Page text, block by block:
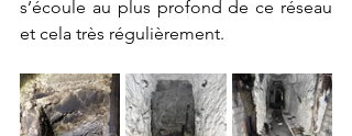
s’écoule au plus profond de ce réseau
et cela très régulièrement.